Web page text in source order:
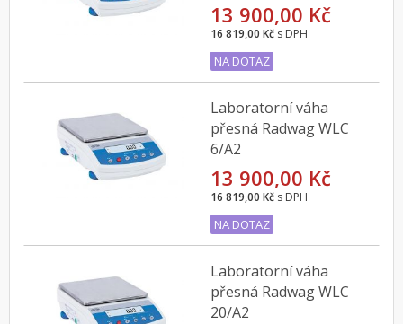
13 900,00 Kč
16 819,00 Kč s DPH
NA DOTAZ
Laboratorní váha
přesná Radwag WLC
6/A2
13 900,00 Kč
16 819,00 Kč s DPH
NA DOTAZ
Laboratorní váha
přesná Radwag WLC
20/A2